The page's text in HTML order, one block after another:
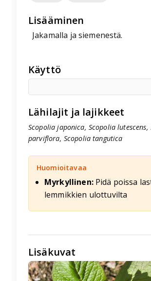
Lisääminen
Jakamalla ja siemenestä.
Käyttö
Lähilajit ja lajikkeet
Scopolia japonica, Scopolia lutescens,
parviflora, Scopolia tangutica
Huomioitavaa
Myrkyllinen:Pidä poissa
lemmikkien ulottuvilta
Lisäkuvat